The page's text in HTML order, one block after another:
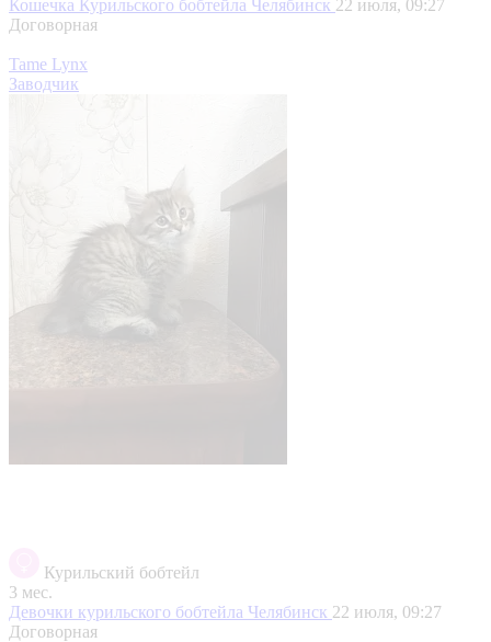
Кошечка Курильского бобтейла Челябинск 22 июля, 09:27
Договорная
Tame Lynx
Заводчик
Курильский бобтейл
3 мес.
Девочки курильского бобтейла Челябинск 22 июля, 09:27
Договорная